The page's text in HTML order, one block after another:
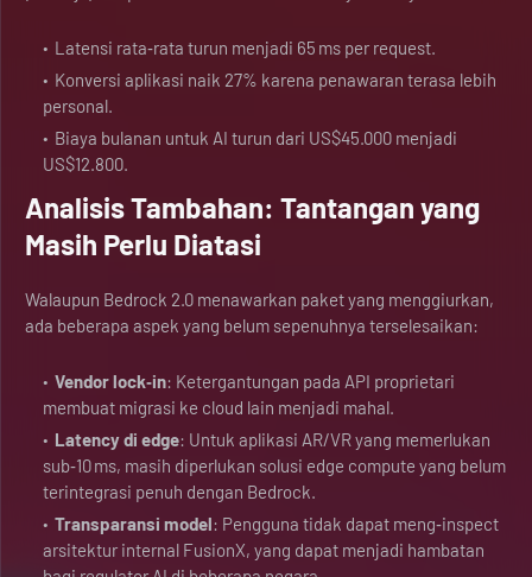
Latensi rata‑rata turun menjadi 65 ms per request.
Konversi aplikasi naik 27% karena penawaran terasa lebih
personal.
Biaya bulanan untuk AI turun dari US$45.000 menjadi
US$12.800.
Analisis Tambahan: Tantangan yang
Masih Perlu Diatasi
Walaupun Bedrock 2.0 menawarkan paket yang menggiurkan,
ada beberapa aspek yang belum sepenuhnya terselesaikan:
Vendor lock‑in: Ketergantungan pada API proprietari
membuat migrasi ke cloud lain menjadi mahal.
Latency di edge: Untuk aplikasi AR/VR yang memerlukan
sub‑10 ms, masih diperlukan solusi edge compute yang belum
terintegrasi penuh dengan Bedrock.
Transparansi model: Pengguna tidak dapat meng‑inspect
arsitektur internal FusionX, yang dapat menjadi hambatan